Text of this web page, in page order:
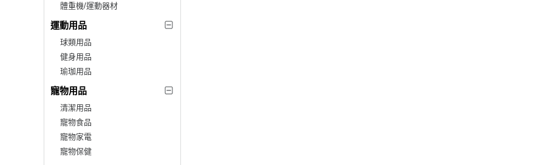
體重機/運動器材
運動用品
球類用品
健身用品
瑜珈用品
寵物用品
清潔用品
寵物食品
寵物家電
寵物保健